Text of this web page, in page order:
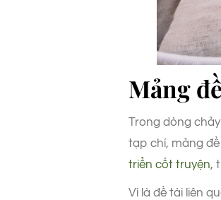
Mảng
Trong dòng
tạp chí, mảng
triển cốt truyện,
Vì là đề tài liên